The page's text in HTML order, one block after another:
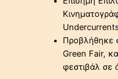
Προβλήθηκε
Green Fair,
φεστιβάλ σε